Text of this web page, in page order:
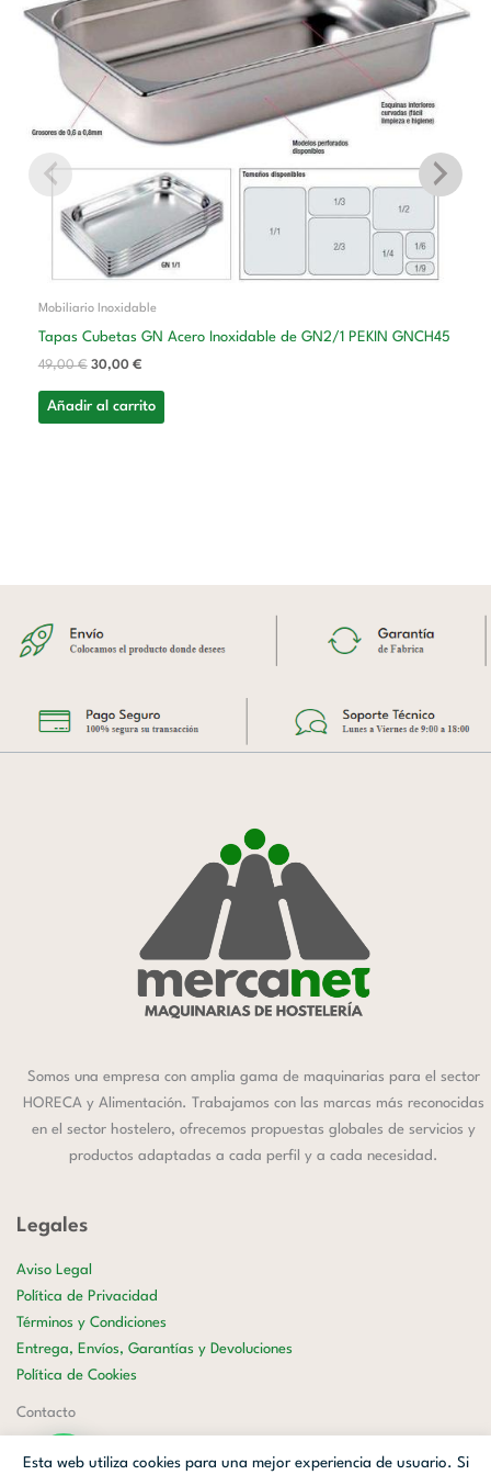
Mobiliario Inoxidable
Tapas Cubetas GN Acero Inoxidable de GN2/1 PEKIN GNCH45
49,00€
49,00 €.
30,00 €
Añadir al carrito
Somos una empresa con amplia gama de maquinarias para el sector
HORECA y Alimentación. Trabajamos con las marcas más reconocidas
en el sector hostelero, ofrecemos propuestas globales de servicios y
productos adaptadas a cada perfil y a cada necesidad.
Legales
Aviso Legal
Política de Privacidad
Términos y Condiciones
Entrega, Envíos, Garantías y Devoluciones
Política de Cookies
Contacto
658 177 599
Esta web utiliza cookies para una mejor experiencia de usuario. Si